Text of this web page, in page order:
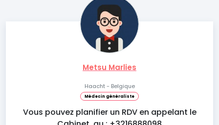
Metsu Marlies
Haacht - Belgique
Médecin généraliste
Vous pouvez planifier un RDV en appelant le